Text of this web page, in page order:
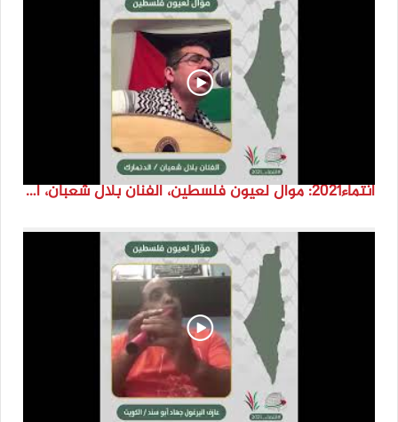
انتماء2021: موال لعيون فلسطين، الفنان بلال شعبان، الدنمارك